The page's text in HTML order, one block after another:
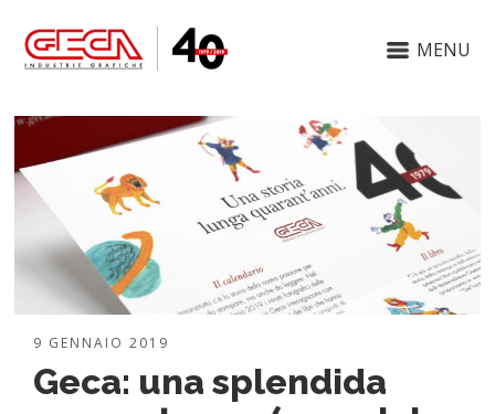
MENU
9 GENNAIO 2019
Geca: una splendida